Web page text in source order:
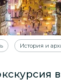
История и